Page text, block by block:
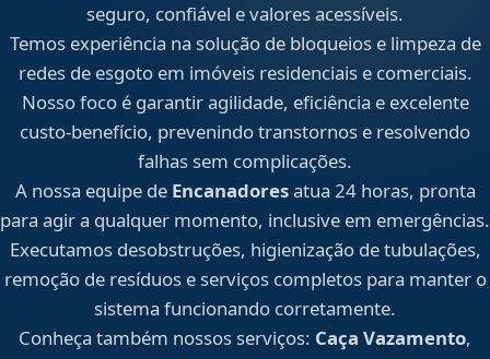
seguro, confiável e valores acessíveis.
Temos experiência na solução de bloqueios e limpeza de
redes de esgoto em imóveis residenciais e comerciais.
Nosso foco é garantir agilidade, eficiência e excelente
custo-benefício, prevenindo transtornos e resolvendo
falhas sem complicações.
A nossa equipe de Encanadoresatua 24 horas, pronta
para agir a qualquer momento, inclusive em emergências.
Executamos desobstruções, higienização de tubulações,
remoção de resíduos e serviços completos para manter o
sistema funcionando corretamente.
Conheça também nossos serviços: Caça Vazamento,